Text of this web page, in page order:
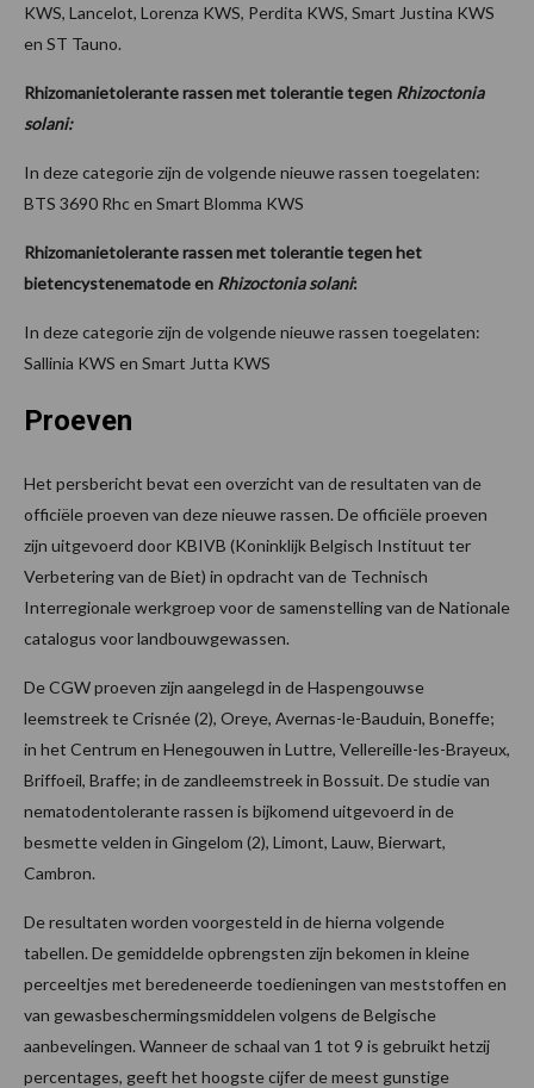
KWS, Lancelot, Lorenza KWS, Perdita KWS, Smart Justina KWS
en ST Tauno.
Rhizomanietolerante rassen met tolerantie tegen Rhizoctonia
solani:
In deze categorie zijn de volgende nieuwe rassen toegelaten:
BTS 3690 Rhc en Smart Blomma KWS
Rhizomanietolerante rassen met tolerantie tegen het
bietencystenematode en Rhizoctonia solani:
In deze categorie zijn de volgende nieuwe rassen toegelaten:
Sallinia KWS en Smart Jutta KWS
Proeven
Het persbericht bevat een overzicht van de resultaten van de
officiële proeven van deze nieuwe rassen. De officiële proeven
zijn uitgevoerd door KBIVB (Koninklijk Belgisch Instituut ter
Verbetering van de Biet) in opdracht van de Technisch
Interregionale werkgroep voor de samenstelling van de Nationale
catalogus voor landbouwgewassen.
De CGW proeven zijn aangelegd in de Haspengouwse
leemstreek te Crisnée (2), Oreye, Avernas-le-Bauduin, Boneffe;
in het Centrum en Henegouwen in Luttre, Vellereille-les-Brayeux,
Briffoeil, Braffe; in de zandleemstreek in Bossuit. De studie van
nematodentolerante rassen is bijkomend uitgevoerd in de
besmette velden in Gingelom (2), Limont, Lauw, Bierwart,
Cambron.
De resultaten worden voorgesteld in de hierna volgende
tabellen. De gemiddelde opbrengsten zijn bekomen in kleine
perceeltjes met beredeneerde toedieningen van meststoffen en
van gewasbeschermingsmiddelen volgens de Belgische
aanbevelingen. Wanneer de schaal van 1 tot 9 is gebruikt hetzij
percentages, geeft het hoogste cijfer de meest gunstige